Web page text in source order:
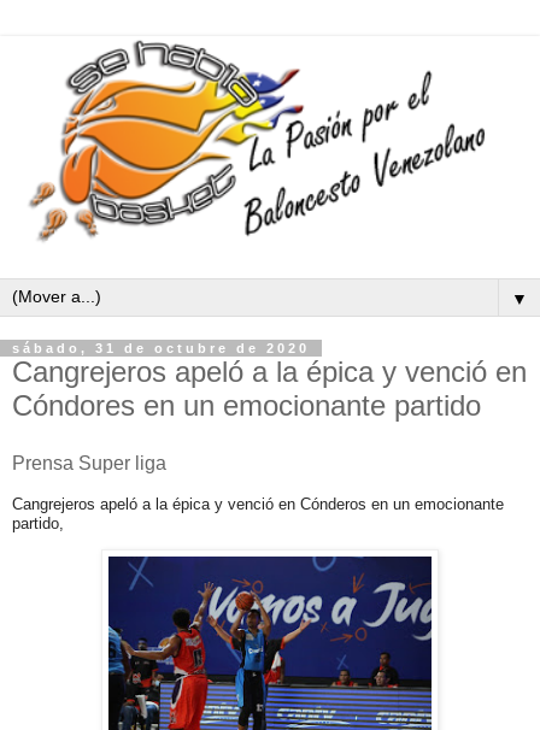
▼
sábado, 31 de octubre de 2020
Cangrejeros apeló a la épica y venció en
Cóndores en un emocionante partido
Prensa Super liga
Cangrejeros apeló a la épica y venció en Cónderos en un emocionante
partido,